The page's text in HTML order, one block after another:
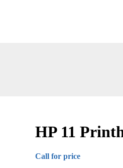
HP 11
Call for price